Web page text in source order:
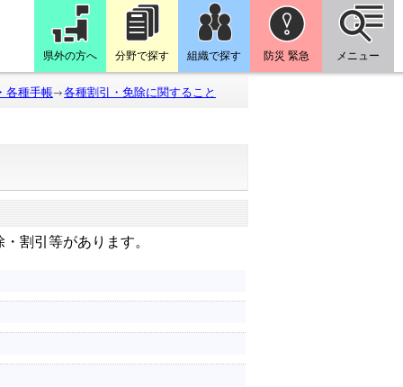
県外の方へ 分野で探す 組織で探す 防災 緊急 メニュー
各種手帳 各種割引・免除に関すること
割引等があります。